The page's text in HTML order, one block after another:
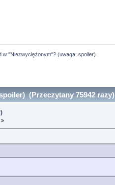
w "Niezwyciężonym"? (uwaga: spoiler)
(Przeczytany 75942 razy)
»